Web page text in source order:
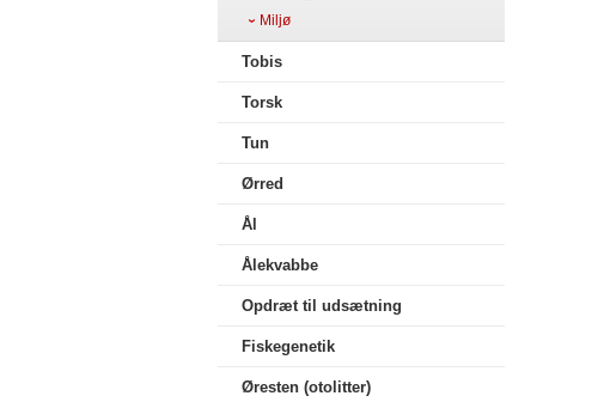
Miljø
Tobis
Torsk
Tun
Ørred
Ål
Ålekvabbe
Opdræt til udsætning
Fiskegenetik
Øresten (otolitter)